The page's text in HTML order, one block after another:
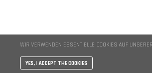
WIR VERWENDEN ESSENTIELLE COOKIES AUF
YES, I ACCEPT THE COOKIES